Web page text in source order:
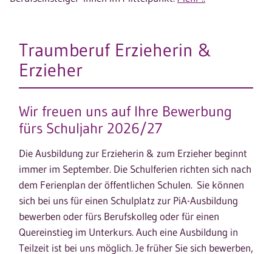
Traumberuf Erzieherin &
Erzieher
Wir freuen uns auf Ihre Bewerbung
fürs Schuljahr 2026/27
Die Ausbildung zur Erzieherin & zum Erzieher beginnt
immer im September. Die Schulferien richten sich nach
dem Ferienplan der öffentlichen Schulen. Sie können
sich bei uns für einen Schulplatz zur PiA-Ausbildung
bewerben oder fürs Berufskolleg oder für einen
Quereinstieg im Unterkurs. Auch eine Ausbildung in
Teilzeit ist bei uns möglich. Je früher Sie sich bewerben,